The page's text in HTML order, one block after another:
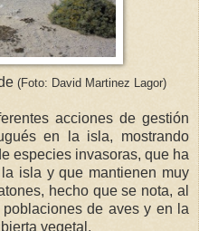
(Foto: David Martinez Lagor)
acciones de gestión
en la isla, mostrando
especies invasoras, que ha
isla y que mantienen muy
hecho que se nota, al
de aves y en la
vegetal.